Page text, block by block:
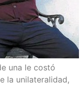
una le cos­tó
la uni­la­te­ra­li­dad,